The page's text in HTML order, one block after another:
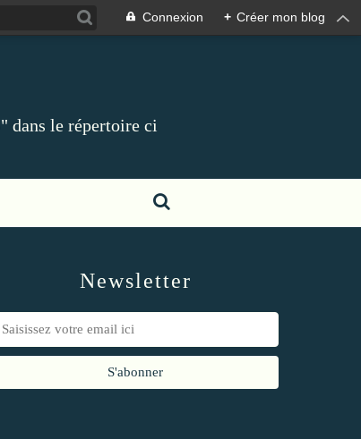
Connexion + Créer mon blog
dans le répertoire ci
Newsletter